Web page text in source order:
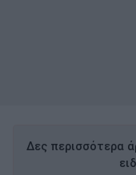
Δες περισσότερα